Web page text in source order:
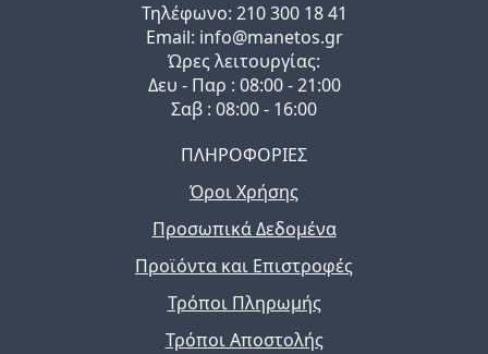
Τηλέφωνo: 210 300 18 41
Email: info@manetos.gr
Ώρες λειτουργίας:
Δευ - Παρ : 08:00 - 21:00
Σαβ : 08:00 - 16:00
ΠΛΗΡΟΦΟΡΙΕΣ
Όροι Χρήσης
Προσωπικά Δεδομένα
Προϊόντα και Επιστροφές
Τρόποι Πληρωμής
Τρόποι Αποστολής